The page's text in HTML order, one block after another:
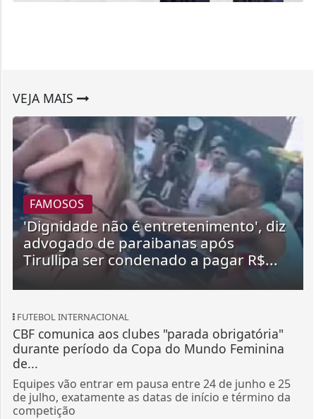
VEJA MAIS
FAMOSOS
'Dignidade não é entretenimento', diz
advogado de paraibanas após
Tirullipa ser condenado a pagar R$...
FUTEBOL INTERNACIONAL
CBF comunica aos clubes "parada obrigatória"
durante período da Copa do Mundo Feminina
de...
Equipes vão entrar em pausa entre 24 de junho e 25
de julho, exatamente as datas de início e término da
competição